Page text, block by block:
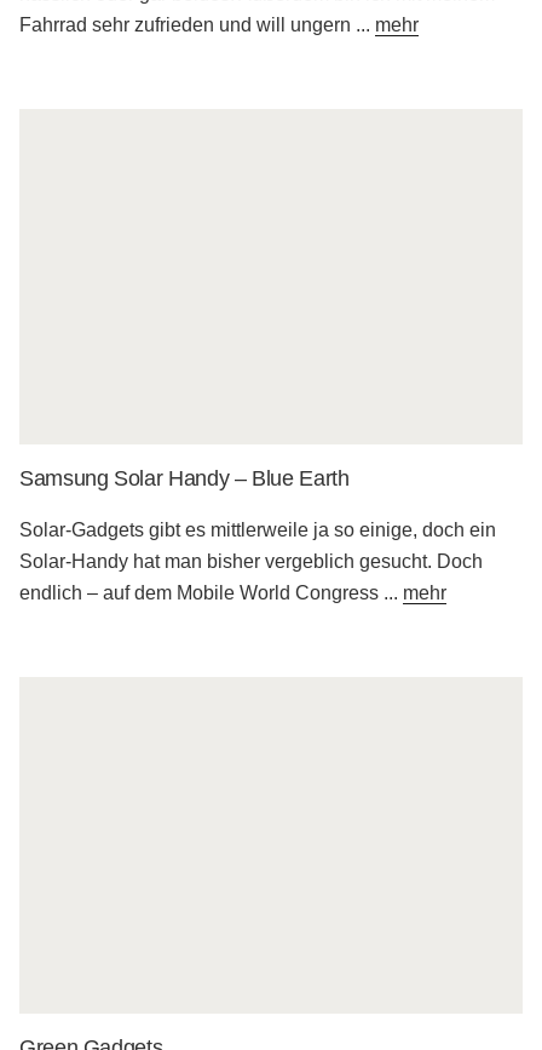
Fahrrad sehr zufrieden und will ungern ... mehr
Samsung Solar Handy – Blue Earth
Solar-Gadgets gibt es mittlerweile ja so einige, doch ein
Solar-Handy hat man bisher vergeblich gesucht. Doch
endlich – auf dem Mobile World Congress ... mehr